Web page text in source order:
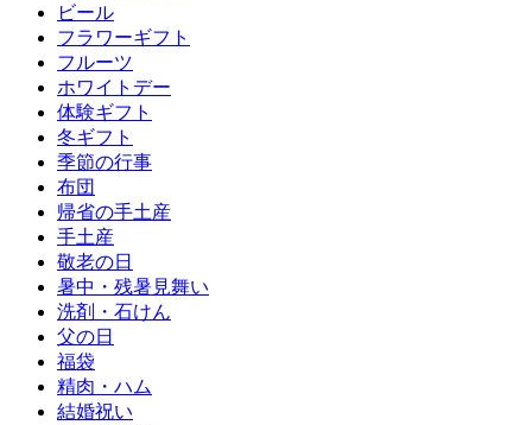
ビール
フラワーギフト
フルーツ
ホワイトデー
体験ギフト
冬ギフト
季節の行事
布団
帰省の手土産
手土産
敬老の日
暑中・残暑見舞い
洗剤・石けん
父の日
福袋
精肉・ハム
結婚祝い